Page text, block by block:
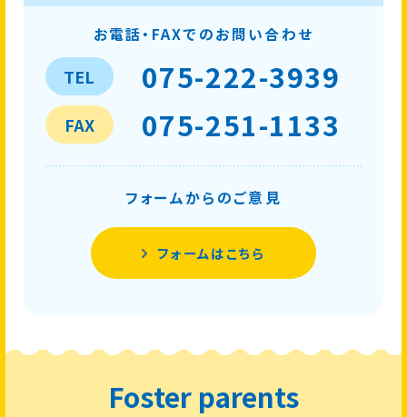
お電話・FAXでのお問い合わせ
TEL 075-222-3939
FAX 075-251-1133
フォームからのご意見
フォームはこちら
Foster parents